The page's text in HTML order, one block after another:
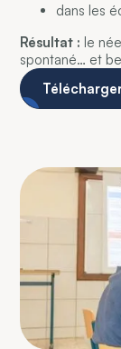
dans les
Résultat : le
spontané… et